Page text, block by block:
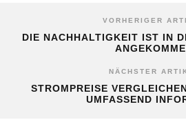
VORHERIGER
DIE NACHHALTIGKEIT IST IN
NÄCHSTER
STROMPREISE
UMFASSEND